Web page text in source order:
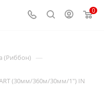
0
(Риббон) —
(30мм/360м/30мм/1") IN